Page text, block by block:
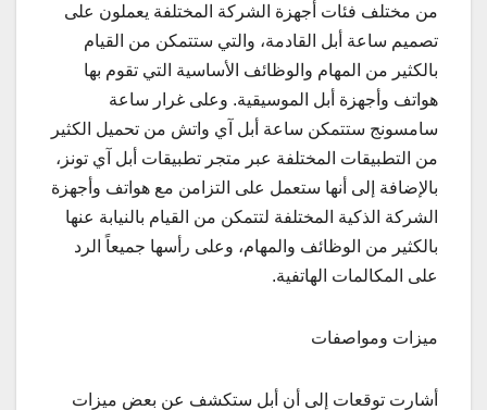
من مختلف فئات أجهزة الشركة المختلفة يعملون على
تصميم ساعة أبل القادمة، والتي ستتمكن من القيام
بالكثير من المهام والوظائف الأساسية التي تقوم بها
هواتف وأجهزة أبل الموسيقية. وعلى غرار ساعة
سامسونج ستتمكن ساعة أبل آي واتش من تحميل الكثير
من التطبيقات المختلفة عبر متجر تطبيقات أبل آي تونز،
بالإضافة إلى أنها ستعمل على التزامن مع هواتف وأجهزة
الشركة الذكية المختلفة لتتمكن من القيام بالنيابة عنها
بالكثير من الوظائف والمهام، وعلى رأسها جميعاً الرد
على المكالمات الهاتفية.
ميزات ومواصفات
أشارت توقعات إلى أن أبل ستكشف عن بعض ميزات